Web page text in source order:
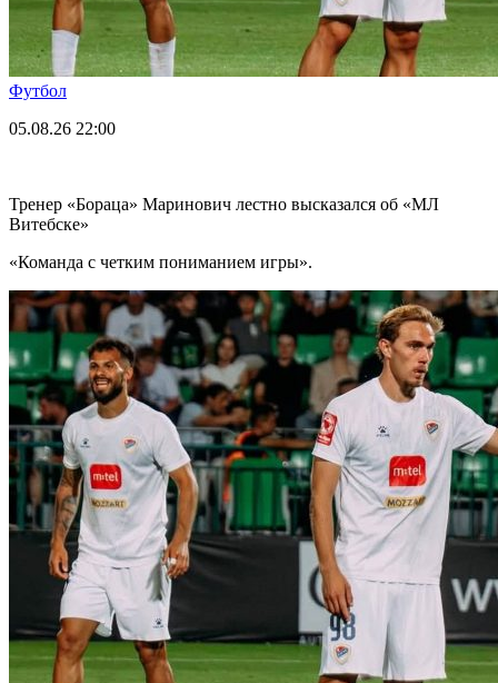
Футбол
05.08.26 22:00
Тренер «Бораца» Маринович лестно высказался об «МЛ
Витебске»
«Команда с четким пониманием игры».